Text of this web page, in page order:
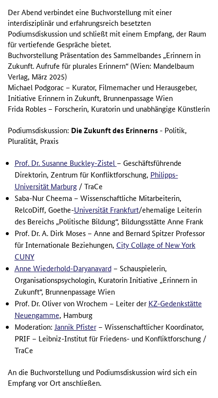
Der Abend verbindet eine Buchvorstellung mit einer
interdisziplinär und erfahrungsreich besetzten
Podiumsdiskussion und schließt mit einem Empfang, der Raum
für vertiefende Gespräche bietet.
Buchvorstellung Präsentation des Sammelbandes „Erinnern in
Zukunft. Aufrufe für plurales Erinnern“ (Wien: Mandelbaum
Verlag, März 2025)
Michael Podgorac – Kurator, Filmemacher und Herausgeber,
Initiative Erinnern in Zukunft, Brunnenpassage Wien
Frida Robles – Forscherin, Kuratorin und unabhängige Künstlerin
Podiumsdiskussion: Die Zukunft des Erinnerns - Politik,
Pluralität, Praxis
Prof. Dr. Susanne Buckley-Zistel – Geschäftsführende
Direktorin, Zentrum für Konfliktforschung, Philipps-
Universität Marburg/ TraCe
Saba-Nur Cheema – Wissenschaftliche Mitarbeiterin,
RelcoDiff, Goethe-Universität Frankfurt/ehemalige Leiterin
des Bereichs „Politische Bildung“, Bildungsstätte Anne Frank
Prof. Dr. A. Dirk Moses – Anne and Bernard Spitzer Professor
für Internationale Beziehungen, City Collage of New York
CUNY
Anne Wiederhold-Daryanavard– Schauspielerin,
Organisationspsychologin, Kuratorin Initiative „Erinnern in
Zukunft“, Brunnenpassage Wien
Prof. Dr. Oliver von Wrochem – Leiter der KZ-Gedenkstätte
Neuengamme, Hamburg
Moderation: Jannik Pfister– Wissenschaftlicher Koordinator,
PRIF – Leibniz-Institut für Friedens- und Konfliktforschung /
TraCe
An die Buchvorstellung und Podiumsdiskussion wird sich ein
Empfang vor Ort anschließen.